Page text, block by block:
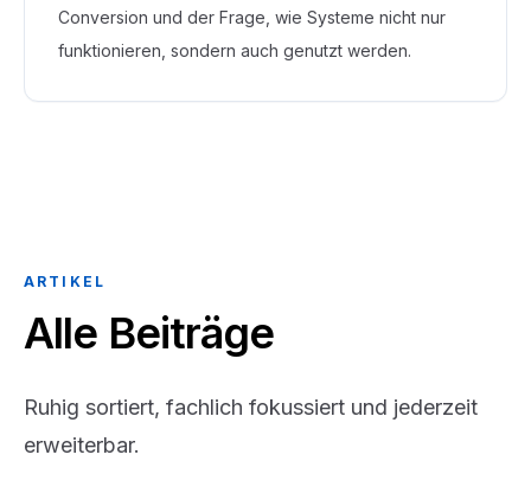
Conversion und der Frage, wie Systeme nicht nur
funktionieren, sondern auch genutzt werden.
ARTIKEL
Alle Beiträge
Ruhig sortiert, fachlich fokussiert und jederzeit
erweiterbar.